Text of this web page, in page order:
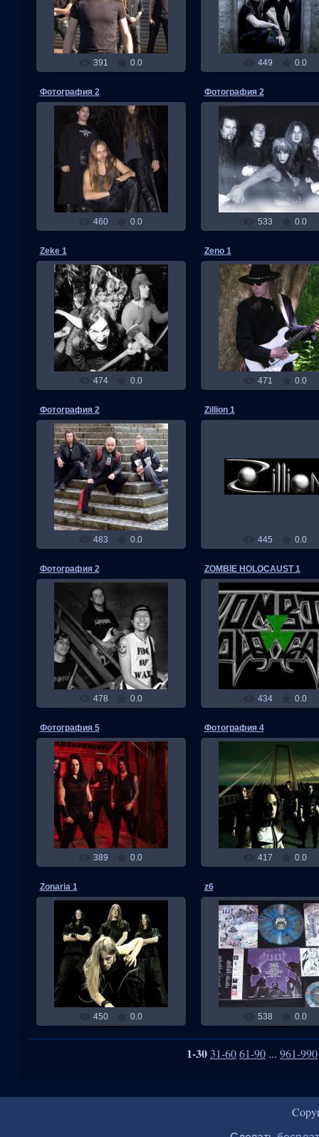
RMW
391 0.0
RMW
449 0.0
Фотография 2
04.11.2013
RMW
460 0.0
Фотография 2
03.11.2013
RMW
533 0.0
Zeke 1
03.11.2013
RMW
474 0.0
Zeno 1
03.11.2013
RMW
471 0.0
Фотография 2
03.11.2013
RMW
483 0.0
Zillion 1
03.11.2013
RMW
445 0.0
Фотография 2
03.11.2013
RMW
478 0.0
ZOMBIE HOLOCAUST 1
03.11.2013
RMW
434 0.0
Фотография 5
03.11.2013
RMW
389 0.0
Фотография 4
03.11.2013
RMW
417 0.0
Zonaria 1
03.11.2013
RMW
450 0.0
z6
02.11.2013
RMW
538 0.0
1-30 31-6061-90 ... 961-990